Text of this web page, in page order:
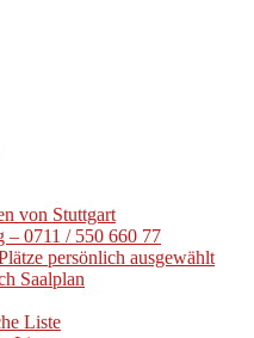
von Stuttgart
– 0711 / 550 660 77
persönlich ausgewählt
Saalplan
Liste